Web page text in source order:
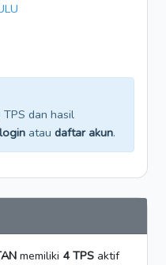
dan hasil
login atau daftar akun.
memiliki 4 TPS aktif